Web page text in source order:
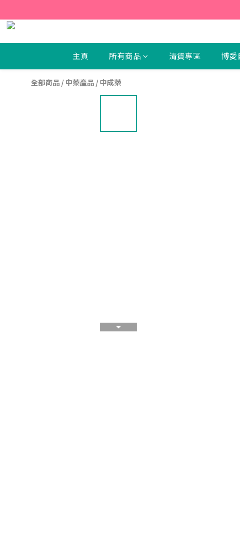
【新會
主頁 所有商品 清貨專區 博愛
全部商品 / 中藥產品 / 中成藥